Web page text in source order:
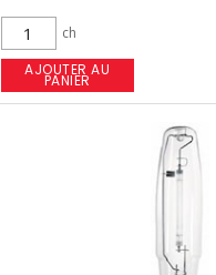
ch
AJOUTER AU
PANIER